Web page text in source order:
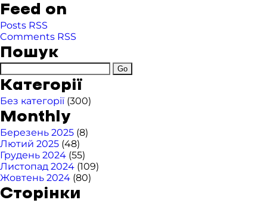
Feed on
Posts RSS
Comments RSS
Пошук
Категорії
Без категорії (300)
Monthly
Березень 2025 (8)
Лютий 2025 (48)
Грудень 2024 (55)
Листопад 2024 (109)
Жовтень 2024 (80)
Сторінки